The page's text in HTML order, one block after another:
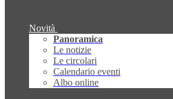
Novità
Panoramica
Le notizie
Le circolari
Calendario eventi
Albo online